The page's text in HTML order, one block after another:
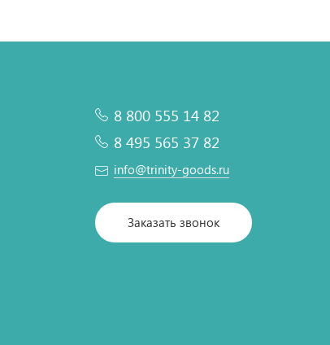
8 800 555 14 82
8 495 565 37 82
info@trinity-goods.ru
Заказать звонок